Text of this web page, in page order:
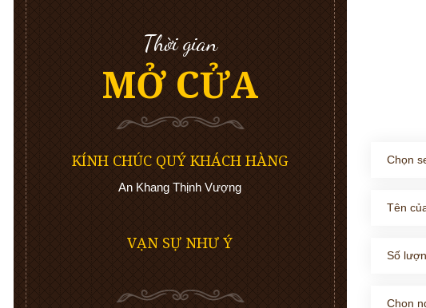
Thời gian
MỞ CỬA
KÍNH CHÚC QUÝ KHÁCH HÀNG
An Khang Thịnh Vượng
VẠN SỰ NHƯ Ý